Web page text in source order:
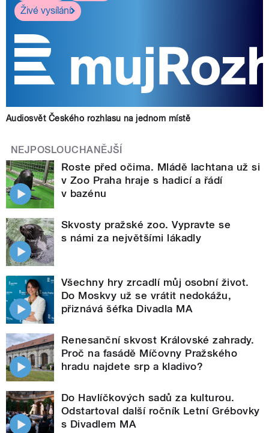
Živé vysílání
Audiosvět Českého rozhlasu na jednom místě
NEJPOSLOUCHANĚJŠÍ
Roste před očima. Mládě lachtana už si
v Zoo Praha hraje s hadicí a řádí
v bazénu
Skvosty pražské zoo. Vypravte se
s námi za největšími lákadly
Všechny hry zrcadlí můj osobní život.
Do Moskvy už se vrátit nedokážu,
přiznává šéfka Divadla MA
Renesanční skvost Královské zahrady.
Proč na fasádě Míčovny Pražského
hradu najdete srp a kladivo?
Do Havlíčkových sadů za kulturou.
Odstartoval další ročník Letní Grébovky
s Divadlem MA